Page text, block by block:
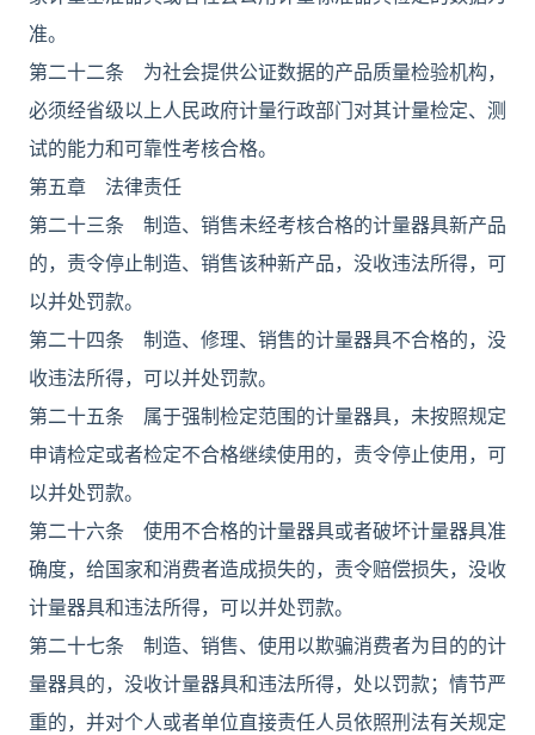
准。
第二十二条 为社会提供公证数据的产品质量检验机构，
必须经省级以上人民政府计量行政部门对其计量检定、测
试的能力和可靠性考核合格。
第五章 法律责任
第二十三条 制造、销售未经考核合格的计量器具新产品
的，责令停止制造、销售该种新产品，没收违法所得，可
以并处罚款。
第二十四条 制造、修理、销售的计量器具不合格的，没
收违法所得，可以并处罚款。
第二十五条 属于强制检定范围的计量器具，未按照规定
申请检定或者检定不合格继续使用的，责令停止使用，可
以并处罚款。
第二十六条 使用不合格的计量器具或者破坏计量器具准
确度，给国家和消费者造成损失的，责令赔偿损失，没收
计量器具和违法所得，可以并处罚款。
第二十七条 制造、销售、使用以欺骗消费者为目的的计
量器具的，没收计量器具和违法所得，处以罚款；情节严
重的，并对个人或者单位直接责任人员依照刑法有关规定